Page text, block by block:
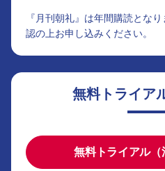
『月刊朝礼』は年間購読とな
認の上お申し込みください。
無料トライア
無料トライアル（